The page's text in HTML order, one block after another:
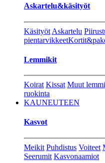
Askartelu&käsityöt
Käsityöt Askartelu
pientarvikkeet
Lemmikit
Koirat Kissat Muut
ruokinta
KAUNEUTEEN
Kasvot
Meikit Puhdistus Voiteet
Seerumit Kasvonaamiot